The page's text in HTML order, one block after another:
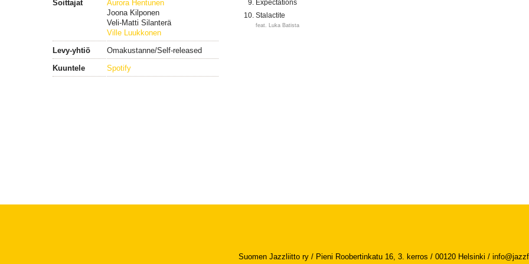
Soittajat
Aurora Hentunen
Joona Kilponen
Veli-Matti Silanterä
Ville Luukkonen
Levy-yhtiö
Omakustanne/Self-released
Kuuntele
Spotify
Expectations
Stalactite
feat. Luka Batista
Suomen Jazzliitto ry / Pieni Roobertinkatu 16, 3. kerros / 00120 Helsinki /